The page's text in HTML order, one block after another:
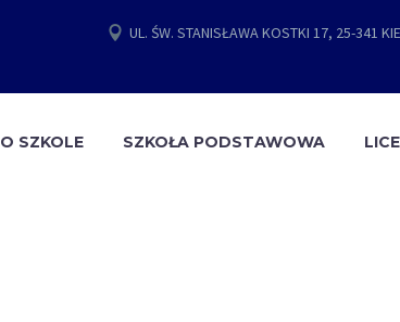
UL. ŚW. STANISŁAWA KOSTKI 17, 25-341
O SZKOLE SZKOŁA PODSTAWOWA